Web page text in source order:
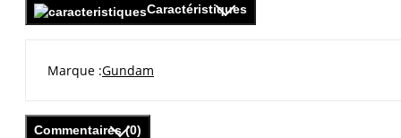
Caractéristiques
Marque Gundam
Commentaires (0)